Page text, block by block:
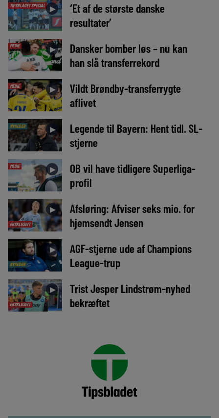
TIPSBLADET SPECIAL ►
‘Et af de største danske
resultater’
MEDIE ►
Dansker bomber løs – nu kan
han slå transferrekord
MEDIE ►
Vildt Brøndby-transferrygte
aflivet
NYHEDER ►
Legende til Bayern: Hent tidl. SL-
stjerne
MEDIE ►
OB vil have tidligere Superliga-
profil
EKSKLUSIVT
►
Afsløring: Afviser seks mio. for
hjemsendt Jensen
NYHEDER
►
AGF-stjerne ude af Champions
League-trup
EKSKLUSIVT
►
Trist Jesper Lindstrøm-nyhed
bekræftet